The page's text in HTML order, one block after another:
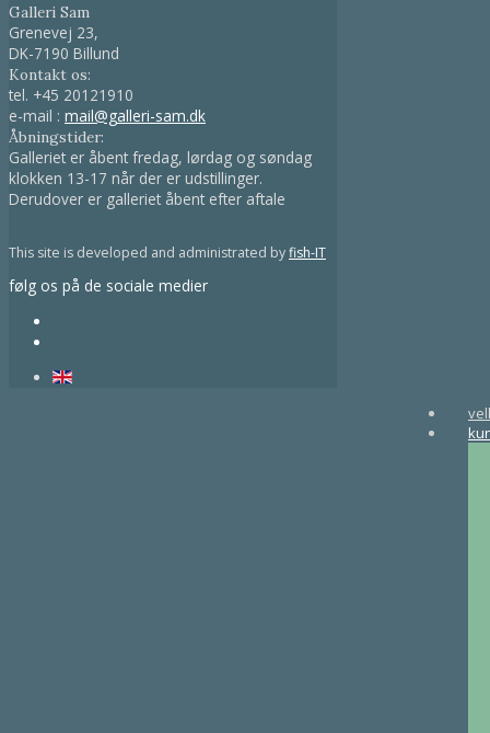
Galleri Sam
Grenevej 23,
DK-7190 Billund
Kontakt os:
tel. +45 20121910
e-mail : mail@galleri-sam.dk
Åbningstider:
Galleriet er åbent fredag, lørdag og søndag
klokken 13-17 når der er udstillinger.
Derudover er galleriet åbent efter aftale
This site is developed and administrated byfish-IT
følg os på de sociale medier